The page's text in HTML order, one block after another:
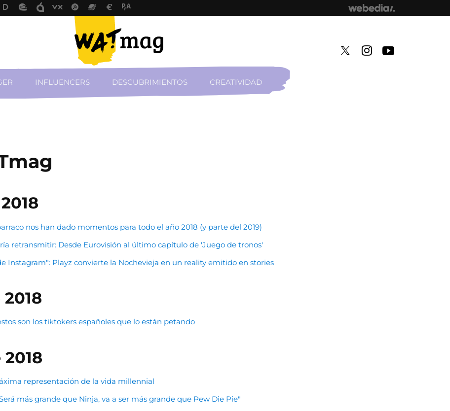
INFLUENCERS DESCUBRIMIENTOS CREATIVIDAD
nos han dado momentos para todo el año 2018 (y parte del 2019)
retransmitir: Desde Eurovisión al último capítulo de 'Juego de tronos'
Instagram": Playz convierte la Nochevieja en un reality emitido en stories
son los tiktokers españoles que lo están petando
representación de la vida millennial
más grande que Ninja, va a ser más grande que Pew Die Pie"